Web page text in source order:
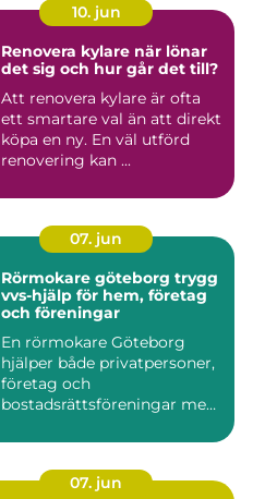
10. jun
Renovera kylare när lönar
det sig och hur går det till?
Att renovera kylare är ofta
ett smartare val än att direkt
köpa en ny. En väl utförd
renovering kan ...
07. jun
Rörmokare göteborg trygg
vvs-hjälp för hem, företag
och föreningar
En rörmokare Göteborg
hjälper både privatpersoner,
företag och
bostadsrättsföreningar med
07. jun